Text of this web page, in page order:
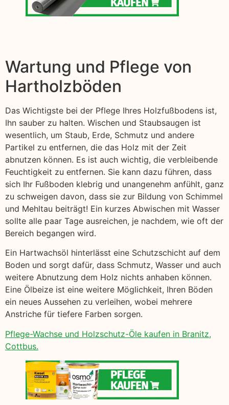
Wartung und Pflege von
Hartholzböden
Das Wichtigste bei der Pflege Ihres Holzfußbodens ist,
Ihn sauber zu halten. Wischen und Staubsaugen ist
wesentlich, um Staub, Erde, Schmutz und andere
Partikel zu entfernen, die das Holz mit der Zeit
abnutzen können. Es ist auch wichtig, die verbleibende
Feuchtigkeit zu entfernen. Sie kann dazu führen, dass
sich Ihr Fußboden klebrig und unangenehm anfühlt, ganz
zu schweigen davon, dass sie zur Bildung von Schimmel
und Mehltau beiträgt! Ein kurzes Abwischen mit Wasser
sollte alle paar Tage ausreichen, je nachdem, wie oft der
Bereich begangen wird.
Ein Hartwachsöl hinterlässt eine Schutzschicht auf dem
Boden und sorgt dafür, dass Schmutz, Wasser und auch
weitere Abnutzung dem Holz nichts anhaben können.
Eine Ölbeize ist eine weitere Möglichkeit, Ihren Böden
ein neues Aussehen zu verleihen, wobei mehrere
Anstriche für tiefere Farben sorgen.
Pflege-Wachse und Holzschutz-Öle kaufen in Branitz,
Cottbus.